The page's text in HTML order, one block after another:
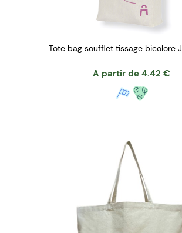
Tote bag soufflet tissage bicolore
A partir de 4.42 €